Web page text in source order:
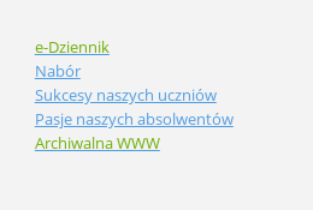
e-Dziennik
Nabór
Sukcesy naszych uczniów
Pasje naszych absolwentów
Archiwalna WWW